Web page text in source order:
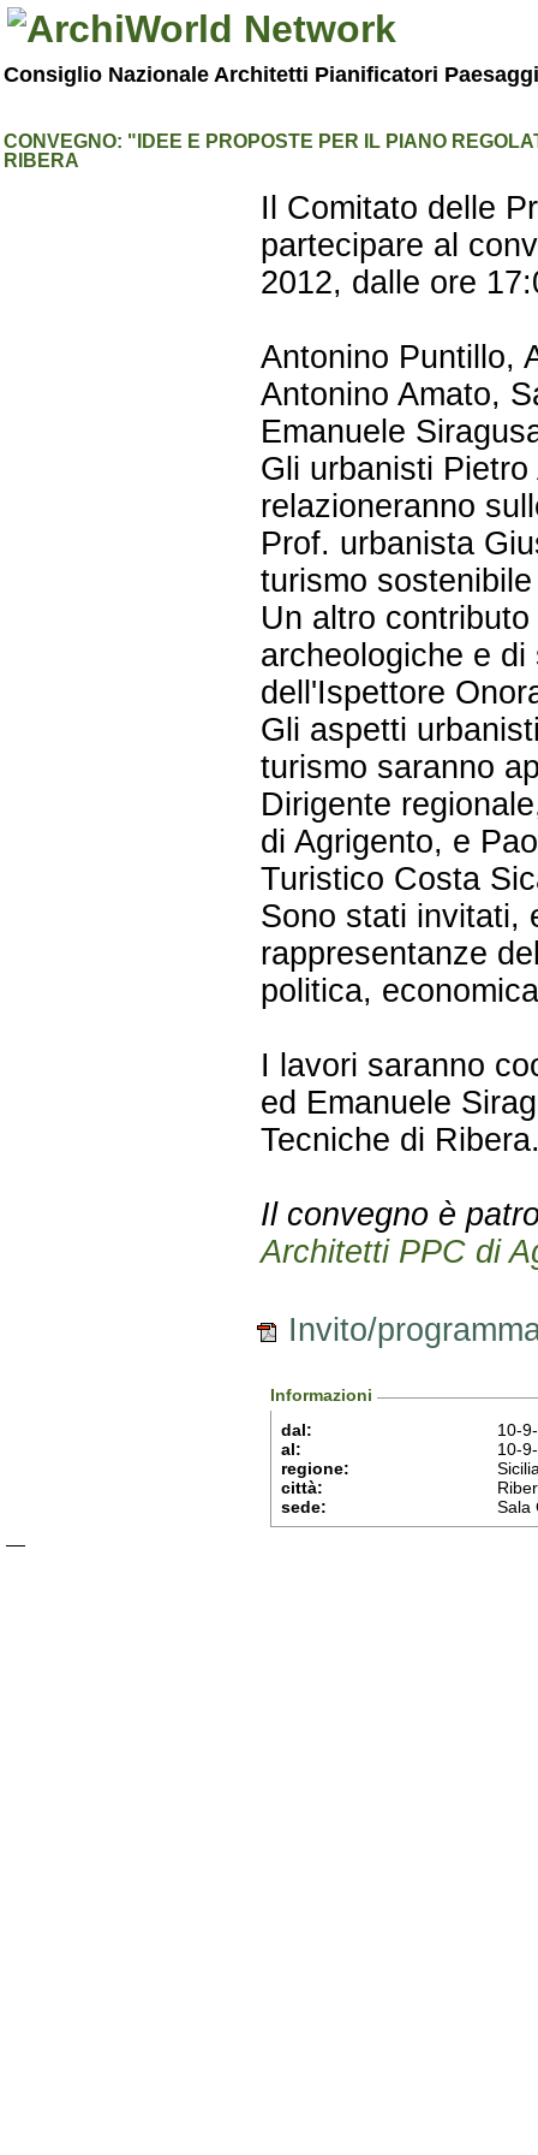
Consiglio Nazionale Architetti Pianificatori
CONVEGNO: "IDEE E PROPOSTE PER IL PIANO
RIBERA
Il Comitato delle
partecipare al
2012, dalle ore
Antonino Puntillo,
Antonino Amato,
Emanuele
Gli urbanisti
relazioneranno
Prof. urbanista
turismo
Un altro
archeologiche e
dell'Ispettore
Gli aspetti
turismo saranno
Dirigente
di Agrigento, e
Turistico Costa
Sono stati invitati,
rappresentanze
politica,
I lavori saranno
ed Emanuele
Tecniche di
Il convegno è
Architetti PPC di
Invito/
Informazioni
dal:
10-
al:
10-
regione:
città:
sede:
Sala